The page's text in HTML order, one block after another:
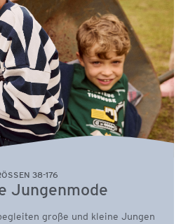
38-176
Jungenmode
große und kleine Jungen